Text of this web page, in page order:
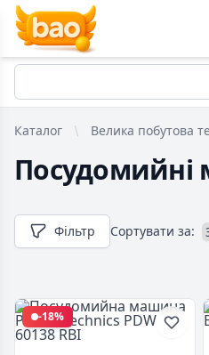
Каталог Велика побутова
Фільтр Сортувати за:
-18%